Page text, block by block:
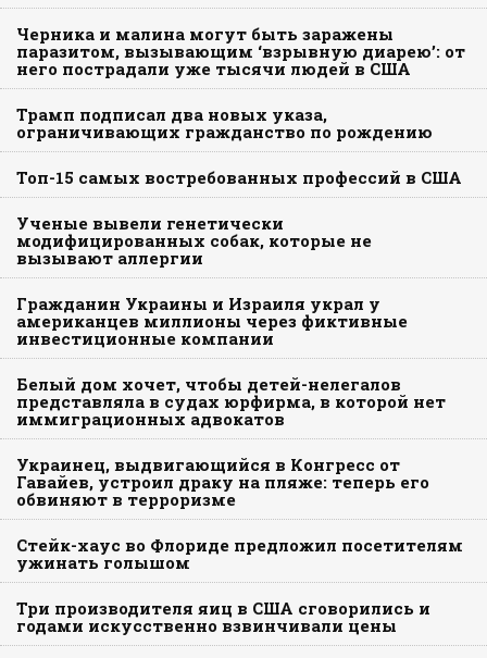
Черника и малина могут быть заражены
паразитом, вызывающим ‘взрывную диарею’: от
него пострадали уже тысячи людей в США
Трамп подписал два новых указа,
ограничивающих гражданство по рождению
Топ-15 самых востребованных профессий в США
Ученые вывели генетически
модифицированных собак, которые не
вызывают аллергии
Гражданин Украины и Израиля украл у
американцев миллионы через фиктивные
инвестиционные компании
Белый дом хочет, чтобы детей-нелегалов
представляла в судах юрфирма, в которой нет
иммиграционных адвокатов
Украинец, выдвигающийся в Конгресс от
Гавайев, устроил драку на пляже: теперь его
обвиняют в терроризме
Стейк-хаус во Флориде предложил посетителям
ужинать голышом
Три производителя яиц в США сговорились и
годами искусственно взвинчивали цены